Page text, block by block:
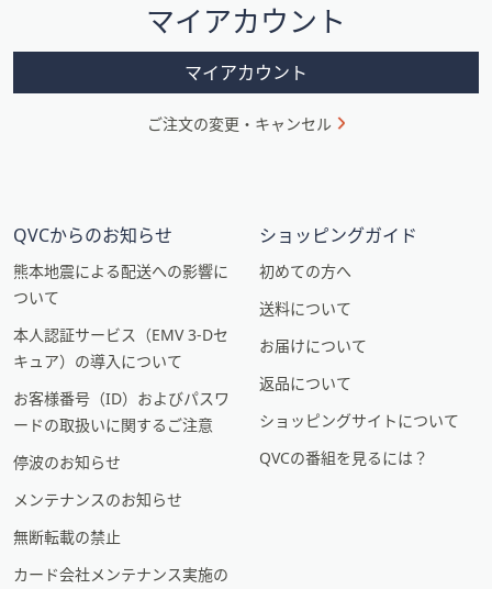
ン
マイアカウント
マイアカウント
ご注文の変更・キャンセル
QVCからのお知らせ
熊本地震による配送への影響に
ついて
本人認証サービス（EMV 3-Dセ
キュア）の導入について
お客様番号（ID）およびパスワ
ードの取扱いに関するご注意
停波のお知らせ
メンテナンスのお知らせ
無断転載の禁止
カード会社メンテナンス実施の
ショッピングガイド
初めての方へ
送料について
お届けについて
返品について
ショッピングサイトについて
QVCの番組を見るには？